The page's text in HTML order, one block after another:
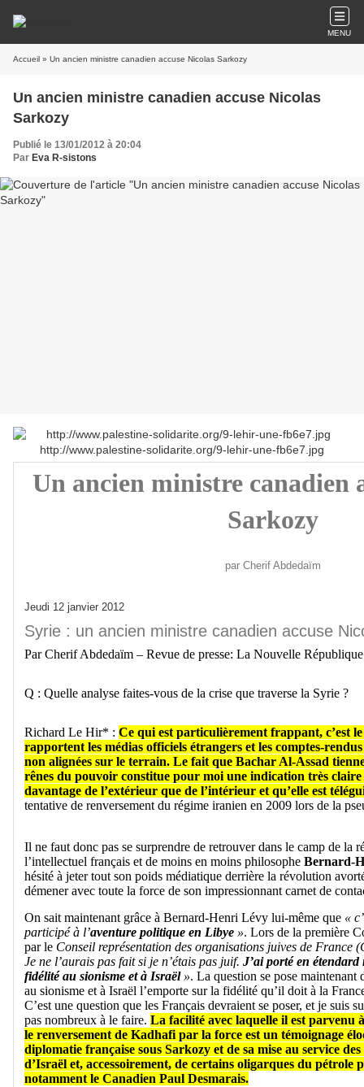
MENU
Accueil » Un ancien ministre canadien accuse Nicolas Sarkozy
Un ancien ministre canadien accuse Nicolas
Sarkozy
Publié le 13/01/2012 à 20:04
Par Eva R-sistons
http://www.palestine-solidarite.org/9-lehir-une-fb6e7.jpg
Un ancien ministre canadien
Sarkozy
par Cherif Abdedaïm
Jeudi 12 janvier 2012
Syrie : un ancien ministre canadien accuse
Par Cherif Abdedaïm – Revue de presse: La Nouvelle
Q : Quelle analyse faites-vous de la crise que traverse la Syrie ?
Richard Le Hir* : Ce qui est particulièrement frappant, c’est le
rapportent les médias officiels étrangers et les comptes-
non alignées sur le terrain. Le fait que Bachar Al-Assad
rênes du pouvoir constitue pour moi une indication très claire
davantage de l’extérieur que de l’intérieur et qu’elle est
tentative de renversement du régime iranien en 2009 lors de la
Il ne faut donc pas se surprendre de retrouver dans le camp de la
l’intellectuel français et de moins en moins philosophe Bernard-
hésité à jeter tout son poids médiatique derrière la révolution
démener avec toute la force de son impressionnant carnet de
On sait maintenant grâce à Bernard-Henri Lévy lui-même que «
participé à l’aventure politique en Libye ». Lors de la première
par le Conseil représentation des organisations juives de France
Je ne l’aurais pas fait si je n’étais pas juif. J’ai porté en
fidélité au sionisme et à Israël». La question se pose
au sionisme et à Israël l’emporte sur la fidélité qu’il doit à la
C’est une question que les Français devraient se poser, et je suis
pas nombreux à le faire. La facilité avec laquelle il est parvenu
le renversement de Kadhafi par la force est un témoignage
diplomatie française sous Sarkozy et de sa mise au service
d’Israël et, accessoirement, de certains oligarques du pétrole
notamment le Canadien Paul Desmarais.